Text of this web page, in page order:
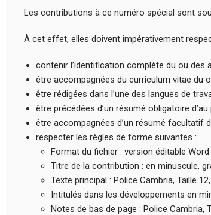
Les contributions à ce numéro spécial sont
À cet effet, elles doivent impérativement
contenir l’identification complète du ou des
être accompagnées du curriculum vitae du
être rédigées dans l’une des langues de
être précédées d’un résumé obligatoire
être accompagnées d’un résumé facultatif
respecter les règles de forme suivantes :
Format du fichier : version éditable
Titre de la contribution : en minuscule,
Texte principal : Police Cambria, Taille
Intitulés dans les développements en
Notes de bas de page : Police